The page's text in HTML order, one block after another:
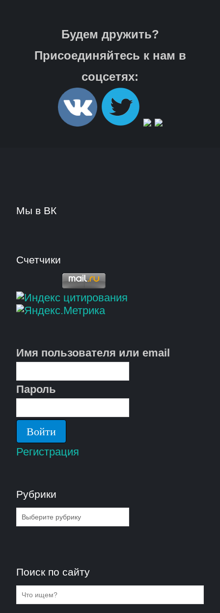
Будем дружить?
Присоединяйтесь к нам в
соцсетях:
Мы в ВК
Счетчики
Имя пользователя или email
Пароль
Регистрация
Рубрики
Рубрики
Поиск по сайту